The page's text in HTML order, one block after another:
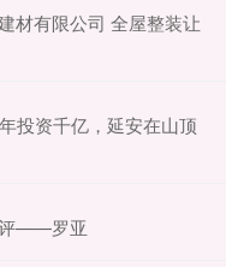
材有限公司 全屋整装让
投资千亿，延安在山顶
评——罗亚